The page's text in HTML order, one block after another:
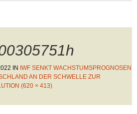
IN IWF SENKT WACHSTUMSPROGNOSEN
AN DER SCHWELLE ZUR
(620 × 413)